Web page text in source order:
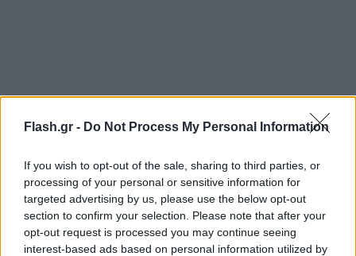
Flash.gr - Do Not Process My Personal Information
If you wish to opt-out of the sale, sharing to third parties, or
processing of your personal or sensitive information for
targeted advertising by us, please use the below opt-out
section to confirm your selection. Please note that after your
opt-out request is processed you may continue seeing
interest-based ads based on personal information utilized by